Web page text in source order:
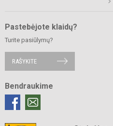
Pastebėjote klaidų?
Turite pasiūlymų?
RAŠYKITE
Bendraukime